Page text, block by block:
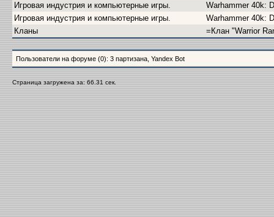
Игровая индустрия и компьютерные игры.
Warhammer 40k:
Игровая индустрия и компьютерные игры.
Warhammer 40k:
Кланы
=Клан "Warrior
Пользователи на форуме (0): 3 партизана, Yandex Bot
Страница загружена за: 66.31 сек.